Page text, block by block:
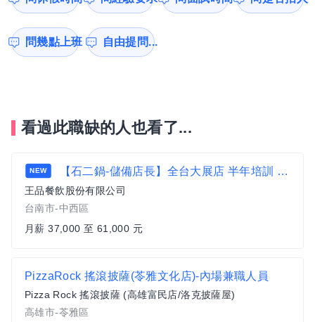
問幾點上班 自由提問...
看過此職缺的人也看了...
NEW 【石二鍋-儲備店長】全台大展店 半年培訓 快速晉升 雲嘉南
王品餐飲股份有限公司
台南市-中西區
月薪 37,000 至 61,000 元
PizzaRock 搖滾披薩(苓雅文化店)-內場兼職人員
Pizza Rock 搖滾披薩 (高雄富民店/洛克披薩屋)
高雄市-苓雅區